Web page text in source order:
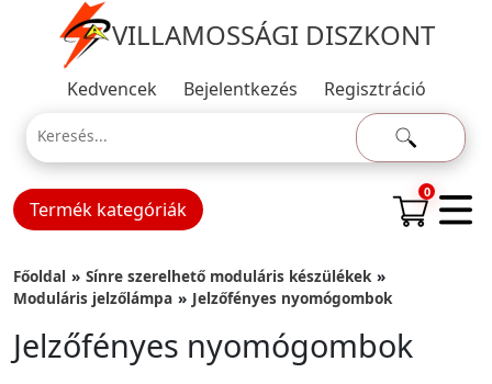
VILLAMOSSÁGI DISZKONT
Kedvencek Bejelentkezés Regisztráció
Termék kategóriák
0
Főoldal
Sínre szerelhető moduláris készülékek
Moduláris jelzőlámpa
Jelzőfényes nyomógombok
Jelzőfényes nyomógombok